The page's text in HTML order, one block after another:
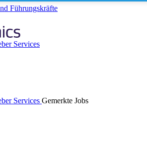
Führungskräfte
Services
Services Gemerkte Jobs